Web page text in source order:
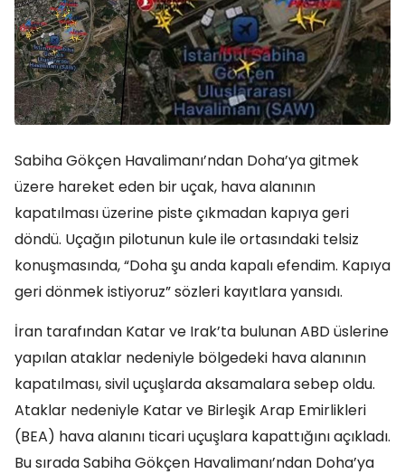
Sabiha Gökçen Havalimanı’ndan Doha’ya gitmek
üzere hareket eden bir uçak, hava alanının
kapatılması üzerine piste çıkmadan kapıya geri
döndü. Uçağın pilotunun kule ile ortasındaki telsiz
konuşmasında, “Doha şu anda kapalı efendim. Kapıya
geri dönmek istiyoruz” sözleri kayıtlara yansıdı.
İran tarafından Katar ve Irak’ta bulunan ABD üslerine
yapılan ataklar nedeniyle bölgedeki hava alanının
kapatılması, sivil uçuşlarda aksamalara sebep oldu.
Ataklar nedeniyle Katar ve Birleşik Arap Emirlikleri
(BEA) hava alanını ticari uçuşlara kapattığını açıkladı.
Bu sırada Sabiha Gökçen Havalimanı’ndan Doha’ya